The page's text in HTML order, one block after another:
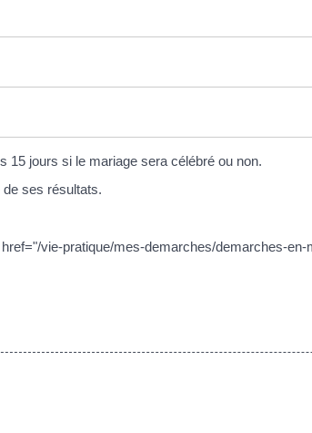
15 jours si le mariage sera célébré ou non.
de ses résultats.
vie-pratique/mes-demarches/demarches-